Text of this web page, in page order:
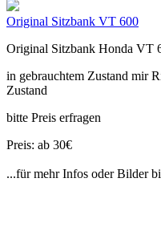
Original Sitzbank VT 600
Original Sitzbank Honda VT
in gebrauchtem Zustand mir
Zustand
bitte Preis erfragen
Preis: ab 30€
...für mehr Infos oder Bilder